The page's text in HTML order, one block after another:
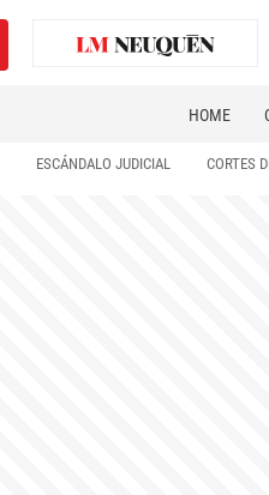
HOME
ESCÁNDALO JUDICIAL CORTES